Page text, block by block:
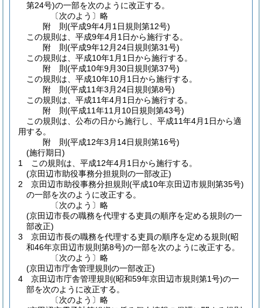
第24号)の一部を次のように改正する。
〔次のよう〕略
附 則(平成9年4月1日規則第12号)
この規則は、平成9年4月1日から施行する。
附 則(平成9年12月24日規則第31号)
この規則は、平成10年1月1日から施行する。
附 則(平成10年9月30日規則第37号)
この規則は、平成10年10月1日から施行する。
附 則(平成11年3月24日規則第8号)
この規則は、平成11年4月1日から施行する。
附 則(平成11年11月10日規則第43号)
この規則は、公布の日から施行し、平成11年4月1日から適
用する。
附 則(平成12年3月14日規則第16号)
(施行期日)
1
この規則は、平成12年4月1日から施行する。
(京田辺市助役事務分担規則の一部改正)
2
京田辺市助役事務分担規則 (平成10年京田辺市規則第35号)
の一部を次のように改正する。
〔次のよう〕略
(京田辺市長の職務を代理する吏員の順序を定める規則の一
部改正)
3
京田辺市長の職務を代理する吏員の順序を定める規則 (昭
和46年京田辺市規則第8号)の一部を次のように改正する。
〔次のよう〕略
(京田辺市庁舎管理規則の一部改正)
4
京田辺市庁舎管理規則 (昭和59年京田辺市規則第1号)の一
部を次のように改正する。
〔次のよう〕略